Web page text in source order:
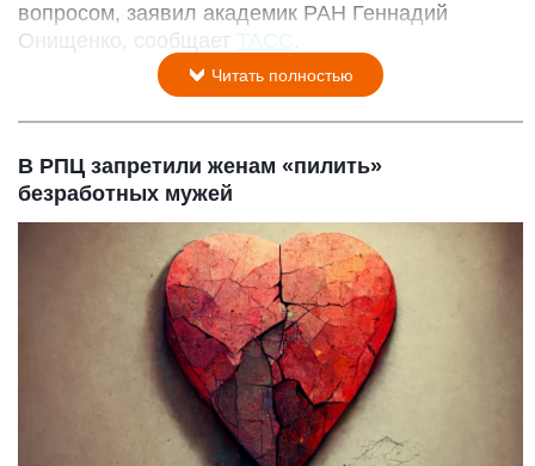
вопросом, заявил академик РАН Геннадий
Онищенко, сообщает ТАСС
Читать полностью
В РПЦ запретили женам «пилить»
безработных мужей